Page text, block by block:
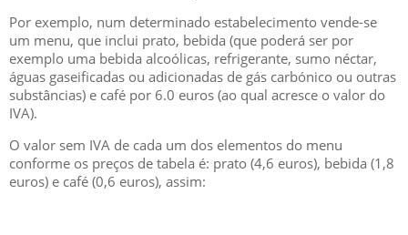
Por exemplo, num determinado estabelecimento vende-se
um menu, que inclui prato, bebida (que poderá ser por
exemplo uma bebida alcoólicas, refrigerante, sumo néctar,
águas gaseificadas ou adicionadas de gás carbónico ou outras
substâncias) e café por 6.0 euros (ao qual acresce o valor do
IVA).
O valor sem IVA de cada um dos elementos do menu
conforme os preços de tabela é: prato (4,6 euros), bebida (1,8
euros) e café (0,6 euros), assim: